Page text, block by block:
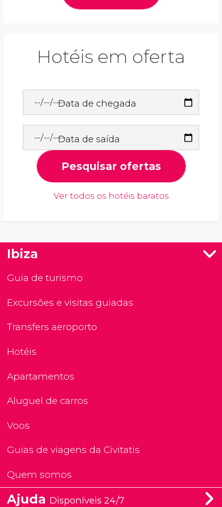
Hotéis em oferta
Data de chegada
Data de saída
Pesquisar ofertas
Ver todos os hotéis baratos
Ibiza
Guia de turismo
Excursões e visitas guiadas
Transfers aeroporto
Hotéis
Apartamentos
Aluguel de carros
Voos
Guias de viagens da Civitatis
Quem somos
Ajuda Disponíveis 24/7